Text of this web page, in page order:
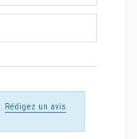
Rédigez un avis